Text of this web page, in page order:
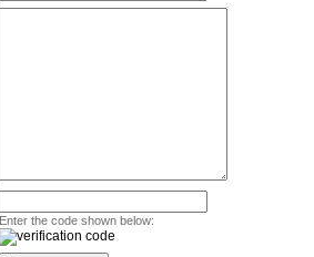
Enter the code shown below: